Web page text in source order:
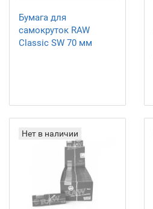
Бумага для
самокруток RAW
Classic SW 70 мм
Нет в наличии